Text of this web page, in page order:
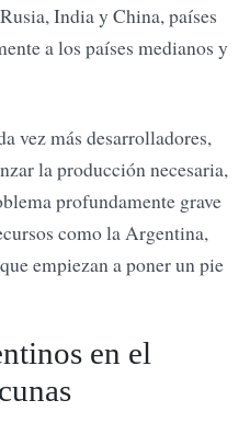
India y China, países
a los países medianos y
vez más desarrolladores,
la producción necesaria,
profundamente grave
como la Argentina,
empiezan a poner un pie
en el